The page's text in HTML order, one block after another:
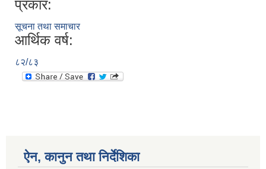
प्रकार:
सूचना तथा समाचार
आर्थिक वर्ष:
८२/८३
ऐन, कानुन तथा निर्देशिका